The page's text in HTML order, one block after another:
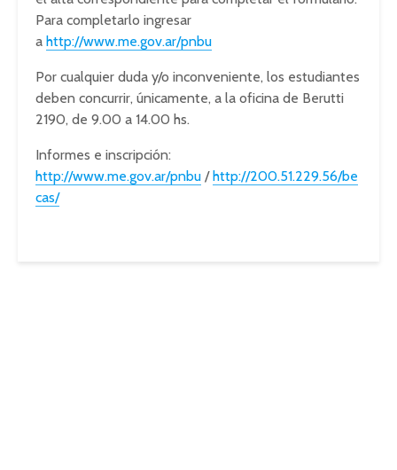
Para completarlo ingresar
a http://www.me.gov.ar/pnbu
Por cualquier duda y/o inconveniente, los estudiantes
deben concurrir, únicamente, a la oficina de Berutti
2190, de 9.00 a 14.00 hs.
Informes e inscripción:
http://www.me.gov.ar/pnbu /http://200.51.229.56/be
cas/